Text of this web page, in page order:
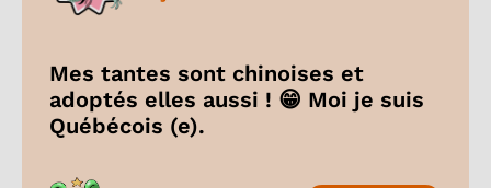
Mes tantes sont chinoises et
adoptés elles aussi ! 😁 Moi je suis
Québécois (e).